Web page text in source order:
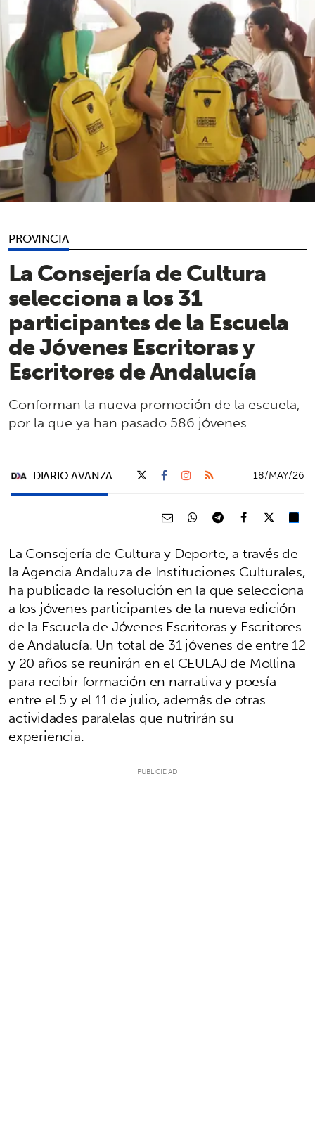
PROVINCIA
La Consejería de Cultura
selecciona a los 31
participantes de la Escuela
de Jóvenes Escritoras y
Escritores de Andalucía
Conforman la nueva promoción de la escuela,
por la que ya han pasado 586 jóvenes
DIARIO AVANZA 18/MAY/26
La Consejería de Cultura y Deporte, a través de
la Agencia Andaluza de Instituciones Culturales,
ha publicado la resolución en la que selecciona
a los jóvenes participantes de la nueva edición
de la Escuela de Jóvenes Escritoras y Escritores
de Andalucía. Un total de 31 jóvenes de entre 12
y 20 años se reunirán en el CEULAJ de Mollina
para recibir formación en narrativa y poesía
entre el 5 y el 11 de julio, además de otras
actividades paralelas que nutrirán su
experiencia.